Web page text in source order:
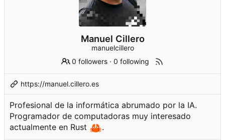
Manuel Cillero
manuelcillero
0 followers ·0 following
https://manuel.cillero.es
Profesional de la informática abrumado por la IA.
Programador de computadoras muy interesado
actualmente en Rust 🦀.